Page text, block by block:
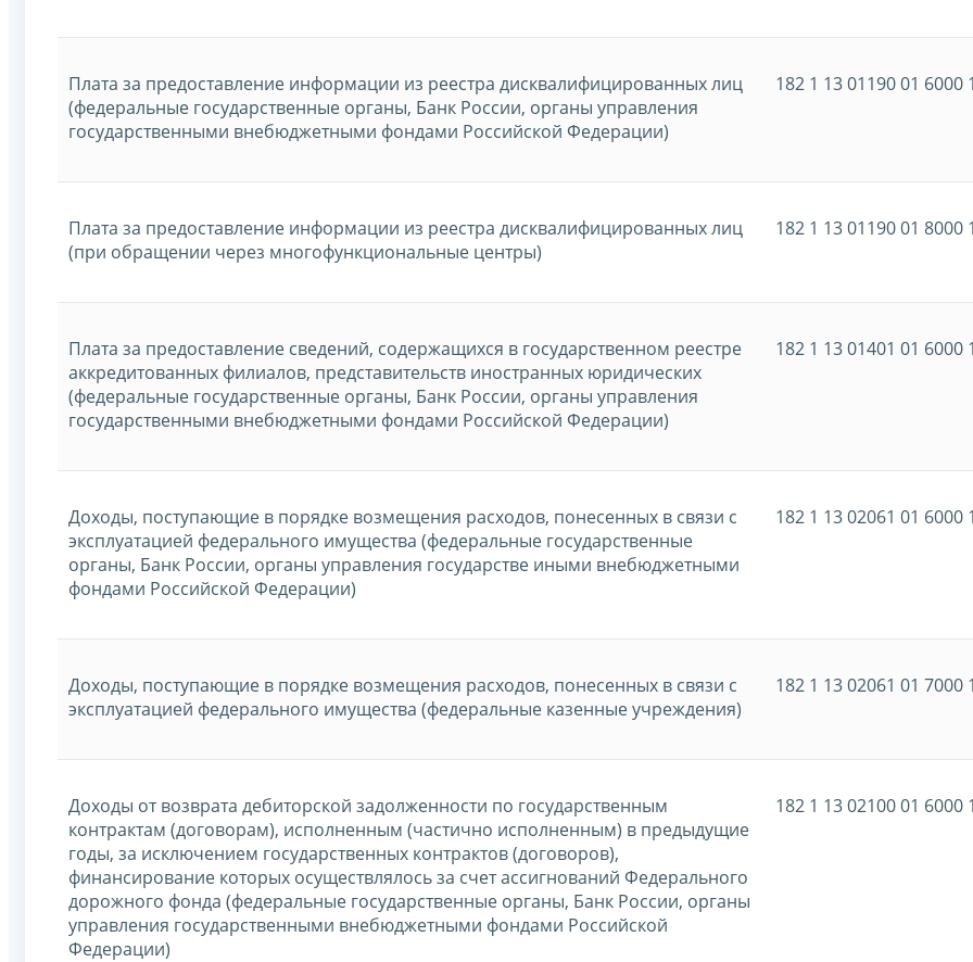
Плата за предоставление информации из реестра дисквалифицированных лиц
(федеральные государственные органы, Банк России, органы управления
государственными внебюджетными фондами Российской Федерации)
182 1 13 01190 01 6000
Плата за предоставление информации из реестра дисквалифицированных лиц
(при обращении через многофункциональные центры)
182 1 13 01190 01 8000
Плата за предоставление сведений, содержащихся в государственном реестре
аккредитованных филиалов, представительств иностранных юридических
(федеральные государственные органы, Банк России, органы управления
государственными внебюджетными фондами Российской Федерации)
182 1 13 01401 01 6000
Доходы, поступающие в порядке возмещения расходов, понесенных в связи с
эксплуатацией федерального имущества (федеральные государственные
органы, Банк России, органы управления государстве иными внебюджетными
фондами Российской Федерации)
182 1 13 02061 01 6000
Доходы, поступающие в порядке возмещения расходов, понесенных в связи с
эксплуатацией федерального имущества (федеральные казенные учреждения)
182 1 13 02061 01 7000
Доходы от возврата дебиторской задолженности по государственным
контрактам (договорам), исполненным (частично исполненным) в предыдущие
годы, за исключением государственных контрактов (договоров),
финансирование которых осуществлялось за счет ассигнований Федерального
дорожного фонда (федеральные государственные органы, Банк России, органы
управления государственными внебюджетными фондами Российской
Федерации)
182 1 13 02100 01 6000